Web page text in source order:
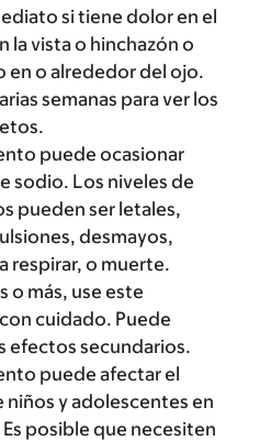
si tiene dolor en el
la vista o hinchazón o
en o alrededor del ojo.
semanas para ver los
puede ocasionar
sodio. Los niveles de
pueden ser letales,
desmayos,
respirar, o muerte.
o más, use este
cuidado. Puede
efectos secundarios.
puede afectar el
y adolescentes en
posible que necesiten